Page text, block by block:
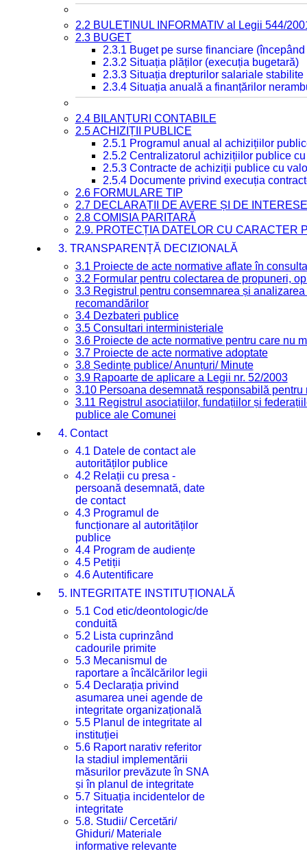
2.2 BULETINUL INFORMATIV al Legii 544/
2.3 BUGET
2.3.1 Buget pe surse financiare
2.3.2 Situația plăților (execuția bugetară)
2.3.3 Situația drepturilor salariale
2.3.4 Situația anuală a finanțărilor
2.4 BILANȚURI CONTABILE
2.5 ACHIZIȚII PUBLICE
2.5.1 Programul anual al achizițiilor
2.5.2 Centralizatorul achizițiilor publice
2.5.3 Contracte de achiziții publice cu
2.5.4 Documente privind execuția
2.6 FORMULARE TIP
2.7 DECLARAȚII DE AVERE ȘI DE INTERESE
2.8 COMISIA PARITARĂ
2.9. PROTECȚIA DATELOR CU CARACTER
3. TRANSPARENȚĂ DECIZIONALĂ
3.1 Proiecte de acte normative aflate în
3.2 Formular pentru colectarea de propuneri,
3.3 Registrul pentru consemnarea și
recomandărilor
3.4 Dezbateri publice
3.5 Consultari interministeriale
3.6 Proiecte de acte normative pentru care nu
3.7 Proiecte de acte normative adoptate
3.8 Ședințe publice/ Anunțuri/ Minute
3.9 Rapoarte de aplicare a Legii nr. 52/2003
3.10 Persoana desemnată responsabilă
3.11 Registrul asociațiilor, fundațiilor și
publice ale Comunei
4. Contact
4.1 Datele de contact ale
autorităților publice
4.2 Relații cu presa -
persoană desemnată, date
de contact
4.3 Programul de
funcționare al autorităților
publice
4.4 Program de audiențe
4.5 Petiții
4.6 Autentificare
5. INTEGRITATE INSTITUȚIONALĂ
5.1 Cod etic/deontologic/de
conduită
5.2 Lista cuprinzând
cadourile primite
5.3 Mecanismul de
raportare a încălcărilor legii
5.4 Declarația privind
asumarea unei agende de
integritate organizațională
5.5 Planul de integritate al
instituției
5.6 Raport narativ referitor
la stadiul implementării
măsurilor prevăzute în SNA
și în planul de integritate
5.7 Situația incidentelor de
integritate
5.8. Studii/ Cercetări/
Ghiduri/ Materiale
informative relevante